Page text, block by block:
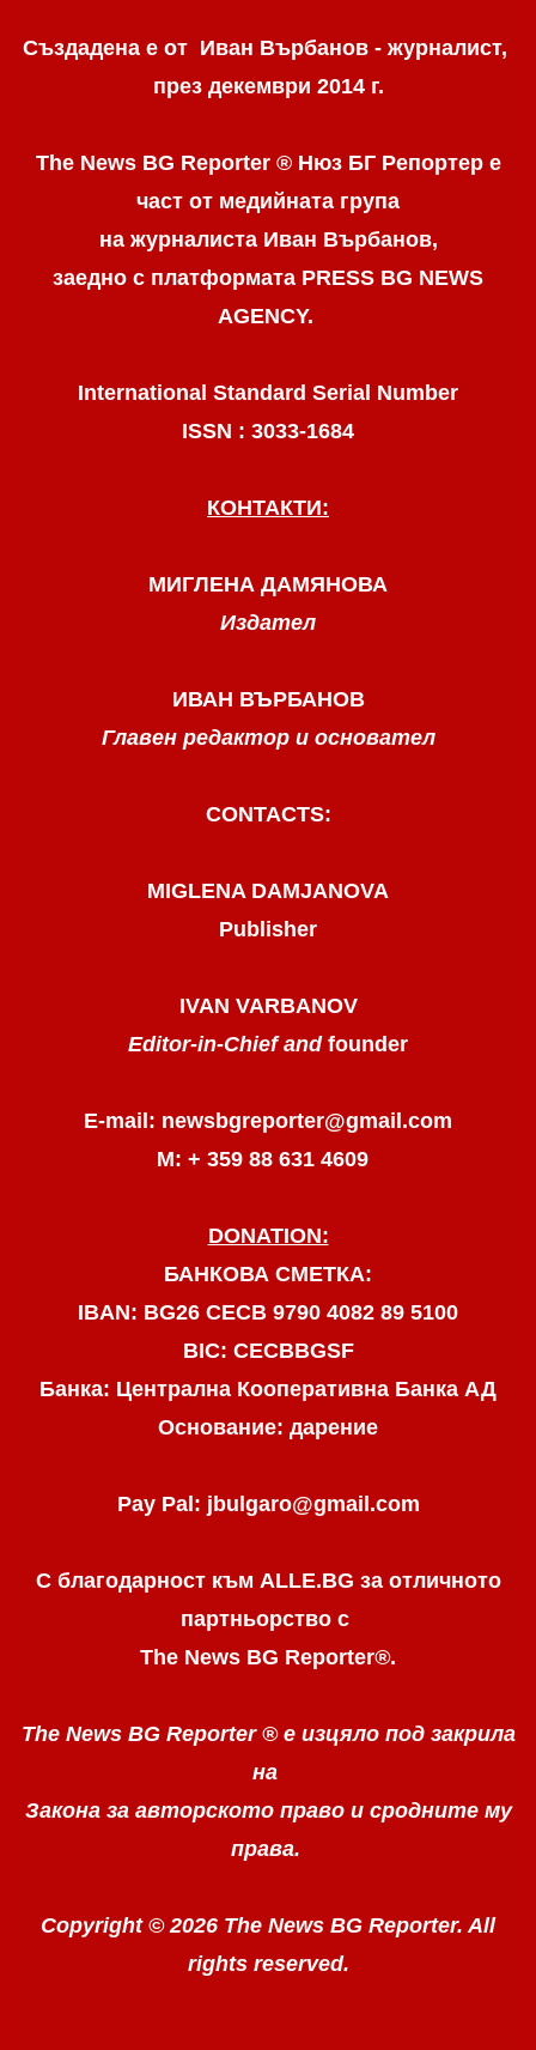
Създадена е от Иван Върбанов - журналист,
през декември 2014 г.
The News BG Reporter ® Нюз БГ Репортере
част от медийната група
на журналиста Иван Върбанов,
заедно с платформата PRESS BG NEWS
AGENCY.
International Standard Serial Number
ISSN : 3033-1684
КОНТАКТИ:
МИГЛЕНА ДАМЯНОВА
Издател
ИВАН ВЪРБАНОВ
Главен редактор и основател
CONTACTS:
MIGLENA DAMJANOVA
Publisher
IVAN VARBANOV
Editor-in-Chief and founder
E-mail: newsbgreporter@gmail.com
М: + 359 88 631 4609
DONATION:
БАНКОВА СМЕТКА:
IBAN: BG26 CECB 9790 4082 89 5100
BIC: CECBBGSF
Банка: Централна Кооперативна Банка АД
Основание: дарение
Pay Pal: jbulgaro@gmail.com
С благодарност към ALLE.BG за отличното
партньорство с
The News BG Reporter®.
The News BG Reporter ® е изцяло под закрила
на
Закона за авторското право и сродните му
права.
Copyright © 2026 The News BG Reporter. All
rights reserved.